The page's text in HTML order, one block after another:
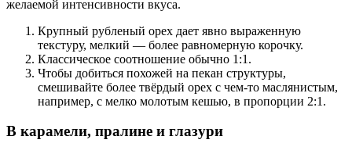
желаемой интенсивности вкуса.
Крупный рубленый орех дает явно выраженную
текстуру, мелкий — более равномерную корочку.
Классическое соотношение обычно 1:1.
Чтобы добиться похожей на пекан структуры,
смешивайте более твёрдый орех с чем-то маслянистым,
например, с мелко молотым кешью, в пропорции 2:1.
В карамели, пралине и глазури